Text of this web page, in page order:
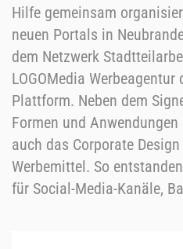
Hilfe gemeinsam
neuen Portals in
dem Netzwerk
LOGOMedia
Plattform. Neben dem
Formen und
auch das Corporate
Werbemittel. So
für Social-Media-Kanäle,